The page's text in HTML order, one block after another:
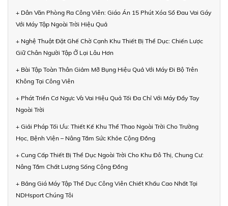
+ Dân Văn Phòng Ra Công Viên: Giáo Án 15 Phút Xóa Sổ Đau Vai Gáy
Với Máy Tập Ngoài Trời Hiệu Quả
+ Nghệ Thuật Đặt Ghế Chờ Cạnh Khu Thiết Bị Thể Dục: Chiến Lược
Giữ Chân Người Tập Ở Lại Lâu Hơn
+ Bài Tập Toàn Thân Giảm Mỡ Bụng Hiệu Quả Với Máy Đi Bộ Trên
Không Tại Công Viên
+ Phát Triển Cơ Ngực Và Vai Hiệu Quả Tối Đa Chỉ Với Máy Đẩy Tay
Ngoài Trời
+ Giải Pháp Tối Ưu: Thiết Kế Khu Thể Thao Ngoài Trời Cho Trường
Học, Bệnh Viện – Nâng Tầm Sức Khỏe Cộng Đồng
+ Cung Cấp Thiết Bị Thể Dục Ngoài Trời Cho Khu Đô Thị, Chung Cư:
Nâng Tầm Chất Lượng Sống Cộng Đồng
+ Bảng Giá Máy Tập Thể Dục Công Viên Chiết Khấu Cao Nhất Tại
NDHsport Chúng Tôi